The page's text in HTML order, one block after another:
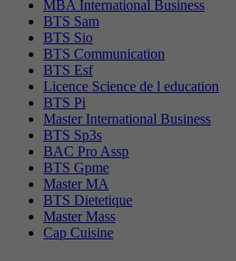
MBA International Business
BTS Sam
BTS Sio
BTS Communication
BTS Esf
Licence Science de l education
BTS Pi
Master International Business
BTS Sp3s
BAC Pro Assp
BTS Gpme
Master MA
BTS Dietetique
Master Mass
Cap Cuisine